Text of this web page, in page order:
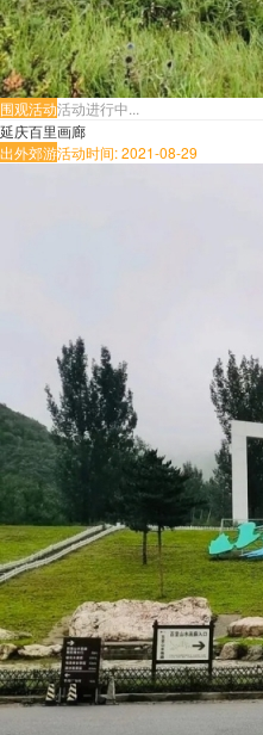
围观活动活动进行中...
延庆百里画廊
出外郊游活动时间: 2021-08-29